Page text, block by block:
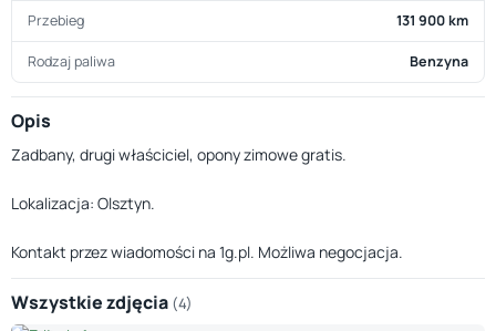
Przebieg 131 900 km
Rodzaj paliwa Benzyna
Opis
Zadbany, drugi właściciel, opony zimowe gratis.
Lokalizacja: Olsztyn.
Kontakt przez wiadomości na 1g.pl. Możliwa negocjacja.
Wszystkie zdjęcia (4)